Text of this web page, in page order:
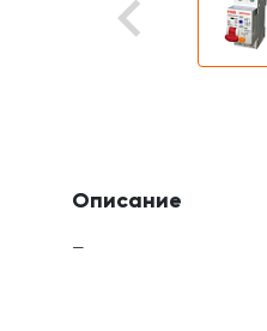
Описание
—